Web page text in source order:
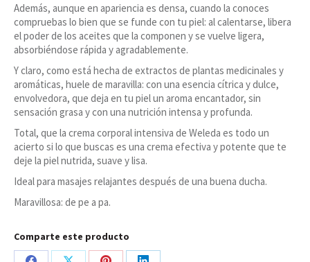
Además, aunque en apariencia es densa, cuando la conoces
compruebas lo bien que se funde con tu piel: al calentarse, libera
el poder de los aceites que la componen y se vuelve ligera,
absorbiéndose rápida y agradablemente.
Y claro, como está hecha de extractos de plantas medicinales y
aromáticas, huele de maravilla: con una esencia cítrica y dulce,
envolvedora, que deja en tu piel un aroma encantador, sin
sensación grasa y con una nutrición intensa y profunda.
Total, que la crema corporal intensiva de Weleda es todo un
acierto si lo que buscas es una crema efectiva y potente que te
deje la piel nutrida, suave y lisa.
Ideal para masajes relajantes después de una buena ducha.
Maravillosa: de pe a pa.
Comparte este producto